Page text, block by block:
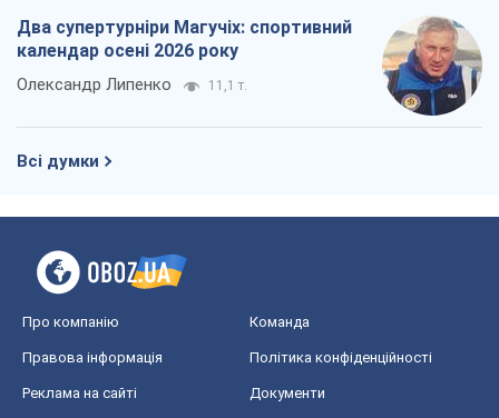
Два супертурніри Магучіх: спортивний
календар осені 2026 року
Олександр Липенко 11,1 т.
Всі думки
Про компанію Команда
Правова інформація Політика конфіденційності
Реклама на сайті Документи